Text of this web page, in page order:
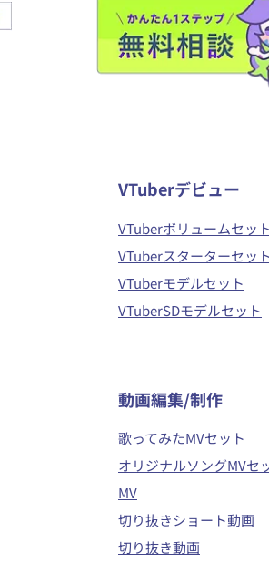
VTuberデビュー
VTuberボリュームセット
VTuberスターターセット
VTuberモデルセット
VTuberSDモデルセット
​動画編集/制作
歌ってみたMVセット
オリジナルソングMVセ
MV
切り抜きショート動画
切り抜き動画